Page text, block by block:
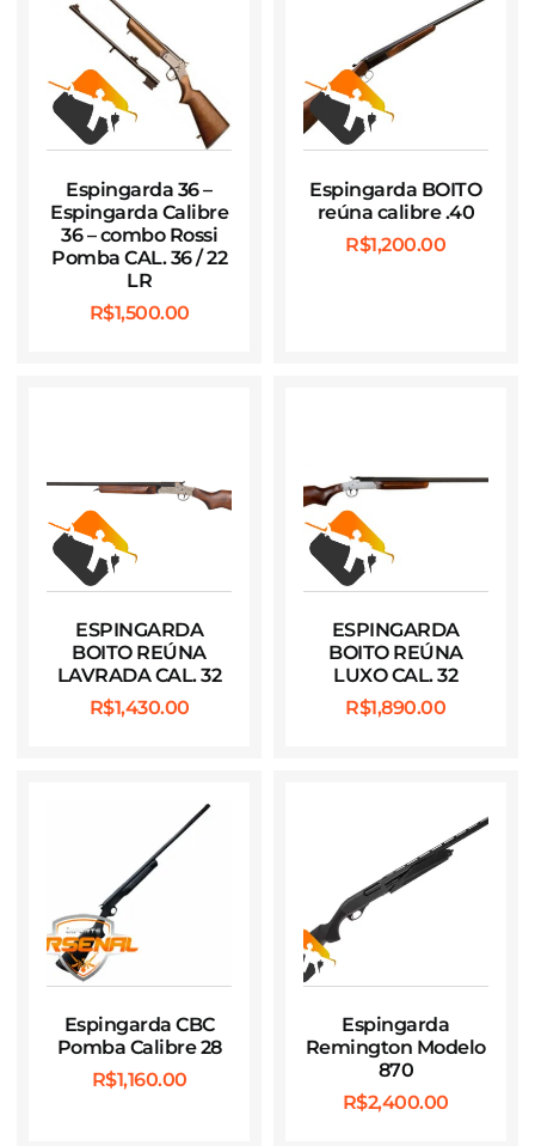
Espingarda 36 –
Espingarda Calibre
36 – combo Rossi
Pomba CAL. 36 / 22
LR
R$1,500.00
Espingarda BOITO
reúna calibre .40
R$1,200.00
ESPINGARDA
BOITO REÚNA
LAVRADA CAL. 32
R$1,430.00
ESPINGARDA
BOITO REÚNA
LUXO CAL. 32
R$1,890.00
Espingarda CBC
Pomba Calibre 28
R$1,160.00
Espingarda
Remington Modelo
870
R$2,400.00